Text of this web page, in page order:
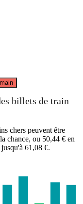
billets de train
chers peuvent être
chance, ou 50,44 € en
61,08 €.